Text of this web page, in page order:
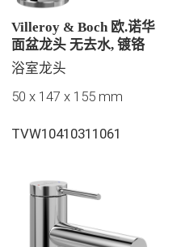
Villeroy & Boch 欧.诺华
面盆龙头 无去水, 镀铬
浴室龙头
50 x 147 x 155 mm
TVW10410311061